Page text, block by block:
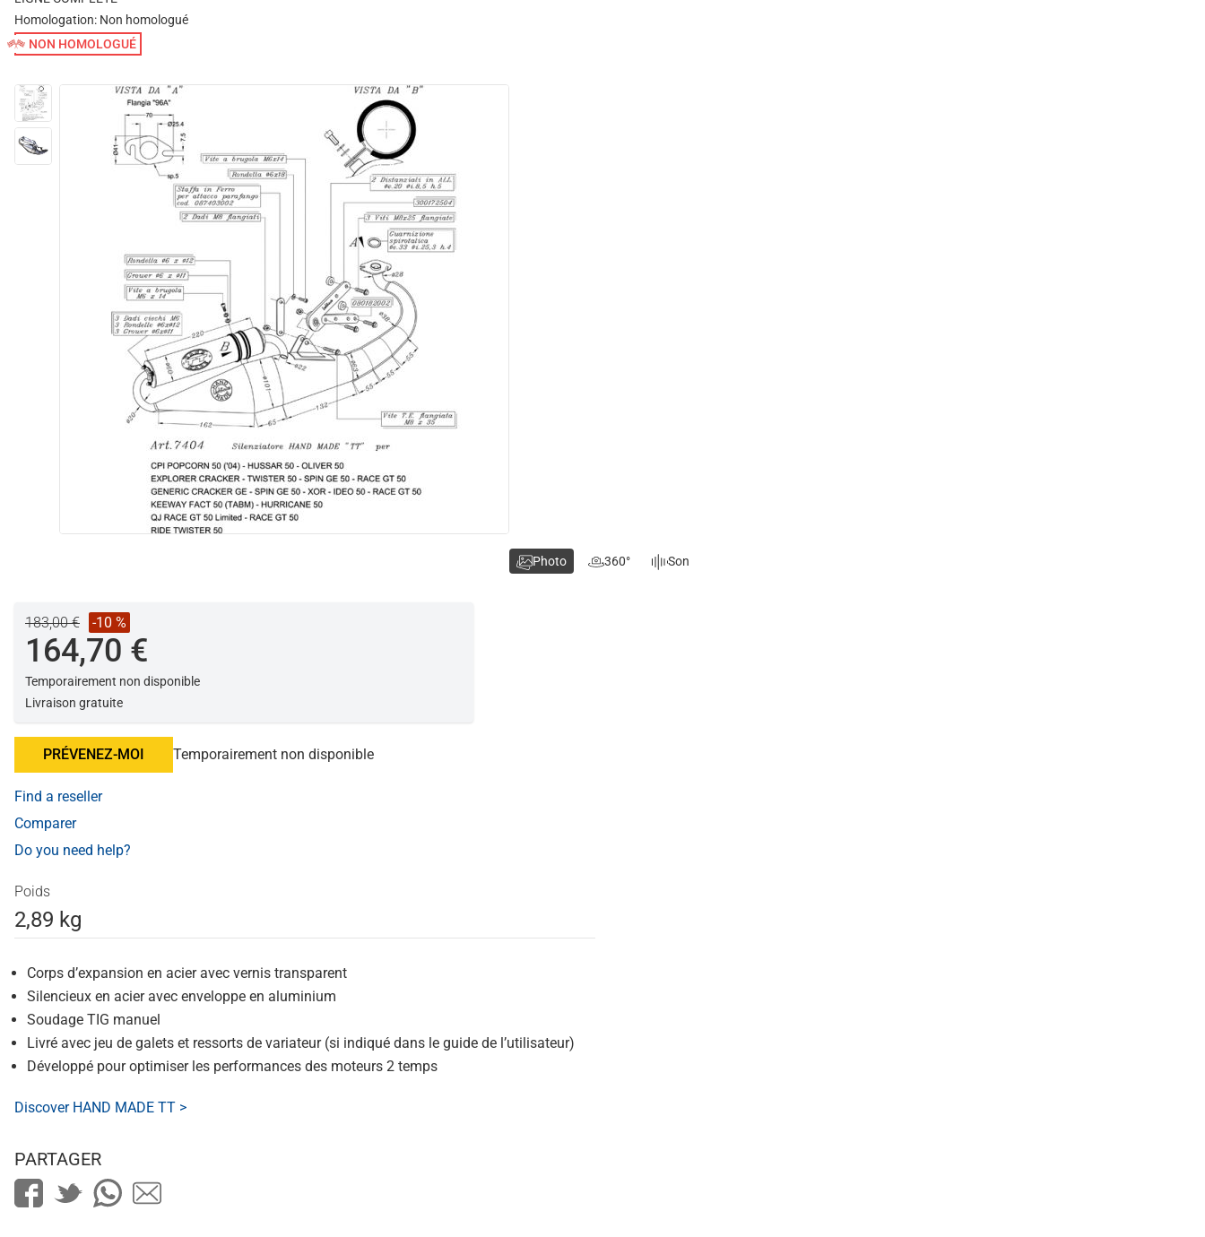
Homologation: Non homologué
NON HOMOLOGUÉ
183,00 € -10 %
164,70 €
Temporairement non disponible
Livraison gratuite
PRÉVENEZ-MOI Temporairement non disponible
Find a reseller
Comparer
Do you need help?
Poids
2,89 kg
Corps d’expansion en acier avec vernis transparent
Silencieux en acier avec enveloppe en aluminium
Soudage TIG manuel
Livré avec jeu de galets et ressorts de variateur (si indiqué dans le guide de l’utilisateur)
Développé pour optimiser les performances des moteurs 2 temps
Discover HAND MADE TT >
Photo 360° Son
PARTAGER